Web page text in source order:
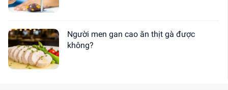
Người men gan cao ăn thịt gà được
không?